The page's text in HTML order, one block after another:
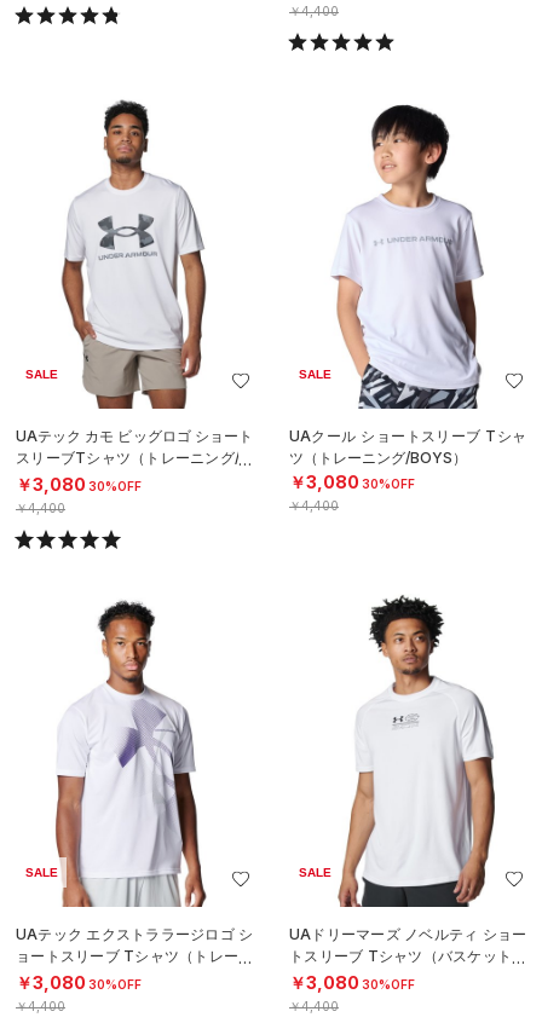
￥4,400
SALE
UAテック カモ ビッグロゴ ショート
スリーブTシャツ（トレーニング/M
EN）
￥3,080 30%OFF
￥4,400
SALE
UAクール ショートスリーブ Tシャ
ツ（トレーニング/BOYS）
￥3,080 30%OFF
￥4,400
SALE
UAテック エクストララージロゴ シ
ョートスリーブ Tシャツ（トレーニ
ング/MEN）
￥3,080 30%OFF
￥4,400
SALE
UAドリーマーズ ノベルティ ショー
トスリーブ Tシャツ（バスケットボ
ール/MEN）
￥3,080 30%OFF
￥4,400